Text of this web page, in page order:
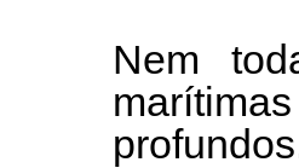
Nem